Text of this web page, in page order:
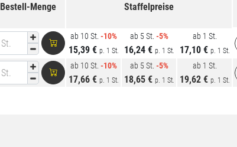
Bestell-Menge Staffelpreise
St.
ab 10 St. -10%
15,39 € p. 1 St.
ab 5 St. -5%
16,24 € p. 1 St.
ab 1 St.
17,10 € p. 1 St.
St.
ab 10 St. -10%
17,66 € p. 1 St.
ab 5 St. -5%
18,65 € p. 1 St.
ab 1 St.
19,62 € p. 1 St.